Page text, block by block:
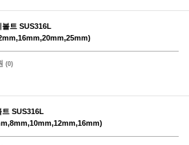
트 SUS316L
(0)
SUS316L